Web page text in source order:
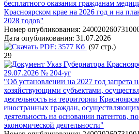
бесплатного оказания гражданам
Красноярском крае на 2026 год и на
2028 годов"
Номер опубликования:
Дата опубликования: 31.07.2026
PDF: 3577 Кб (97 стр.)
29
Указ Губернатора
29.07.2026 № 204-уг
"Об установлении на 2027 год запрета
хозяйствующими субъектами,
деятельность на территории
иностранных граждан,
деятельность на основании патентов,
экономической деятельности"